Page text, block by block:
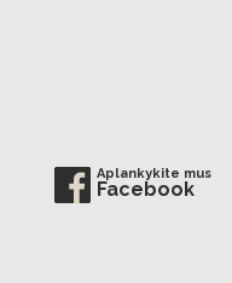
Aplankykite mus
Facebook